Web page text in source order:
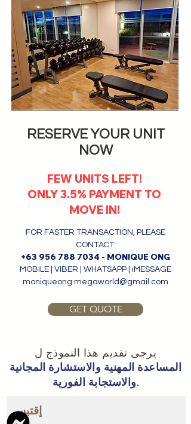
RESERVE YOUR UNIT
NOW
FEW UNITS LEFT!
ONLY 3.5% PAYMENT TO
MOVE IN!
FOR FASTER TRANSACTION, PLEASE
CONTACT:
+63 956 788 7034 - MONIQUE ONG
MOBILE | VIBER | WHATSAPP | iMESSAGE
moniqueong.megaworld@gmail.com
GET QUOTE
يرجى تقديم هذا النموذج ل
المساعدة المهنية والاستشارة المجانية
والاستجابة الفورية.
إقتبس